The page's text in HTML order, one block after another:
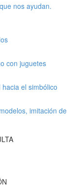
nos ayudan.
con juguetes
el simbólico
imitación de